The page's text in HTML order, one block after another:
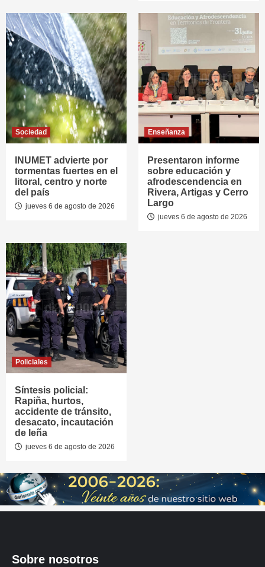
Sociedad
INUMET advierte por
tormentas fuertes en el
litoral, centro y norte
del país
jueves 6 de agosto de 2026
Enseñanza
Presentaron informe
sobre educación y
afrodescendencia en
Rivera, Artigas y Cerro
Largo
jueves 6 de agosto de 2026
Policiales
Síntesis policial:
Rapiña, hurtos,
accidente de tránsito,
desacato, incautación
de leña
jueves 6 de agosto de 2026
Sobre nosotros